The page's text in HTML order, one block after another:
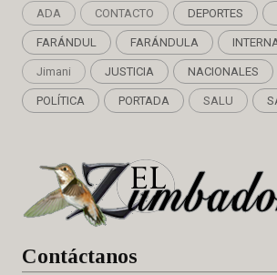
ADA CONTACTO DEPORTES
FARÁNDUL FARÁNDULA
Jimani JUSTICIA NACIONALES
POLÍTICA PORTADA SALU
Contáctanos